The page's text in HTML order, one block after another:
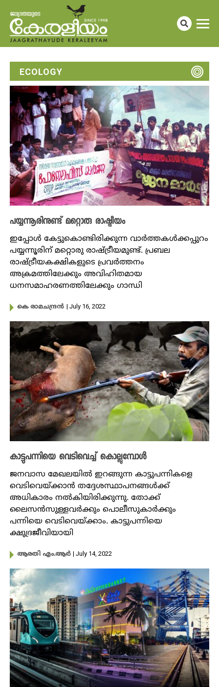
ECOLOGY
പയ്യന്നൂരിനുണ്ട് മറ്റൊരു രാഷ്ട്രീയം
ഇപ്പോൾ കേട്ടുകൊണ്ടിരിക്കുന്ന വാർത്തകൾക്കപ്പുറം
പയ്യന്നൂരിന് മറ്റൊരു രാഷ്ട്രീയമുണ്ട്. പ്രബല
രാഷ്ട്രീയകക്ഷികളുടെ പ്രവർത്തനം
അക്രമത്തിലേക്കും അവിഹിതമായ
ധനസമാഹരണത്തിലേക്കും ഗാന്ധി
കെ രാമചന്ദ്രൻ | July 16, 2022
കാട്ടുപന്നിയെ വെടിവെച്ച് കൊല്ലുമ്പോൾ
ജനവാസ മേഖലയില്‍ ഇറങ്ങുന്ന കാട്ടുപന്നികളെ
വെടിവെയ്ക്കാന്‍ തദ്ദേശസ്ഥാപനങ്ങള്‍ക്ക്
അധികാരം നല്‍കിയിരിക്കുന്നു. തോക്ക്
ലൈസൻസുള്ളവര്‍ക്കും പൊലീസുകാര്‍ക്കും
പന്നിയെ വെടിവെയ്ക്കാം. കാട്ടുപന്നിയെ
ക്ഷുദ്രജീവിയായി
ആരതി എം.ആർ | July 14, 2022